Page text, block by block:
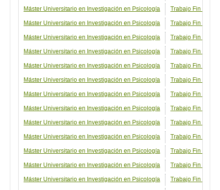
Máster Universitario en Investigación en Psicología Trabajo Fin de
Máster Universitario en Investigación en Psicología Trabajo Fin de
Máster Universitario en Investigación en Psicología Trabajo Fin de
Máster Universitario en Investigación en Psicología Trabajo Fin de
Máster Universitario en Investigación en Psicología Trabajo Fin de
Máster Universitario en Investigación en Psicología Trabajo Fin de
Máster Universitario en Investigación en Psicología Trabajo Fin de
Máster Universitario en Investigación en Psicología Trabajo Fin de
Máster Universitario en Investigación en Psicología Trabajo Fin de
Máster Universitario en Investigación en Psicología Trabajo Fin de
Máster Universitario en Investigación en Psicología Trabajo Fin de
Máster Universitario en Investigación en Psicología Trabajo Fin de
Máster Universitario en Investigación en Psicología Trabajo Fin de